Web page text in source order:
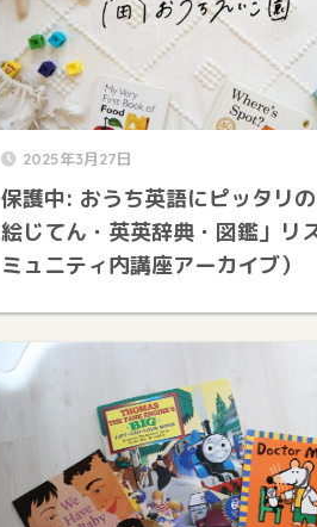
2025年3月27日
保護中: おうち英語にピッタリ
絵じてん・英英辞典・図鑑」リ
ミュニティ内講座アーカイブ）